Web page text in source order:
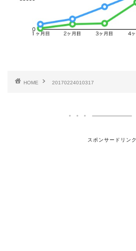
HOME 20170224010317
スポンサードリンク